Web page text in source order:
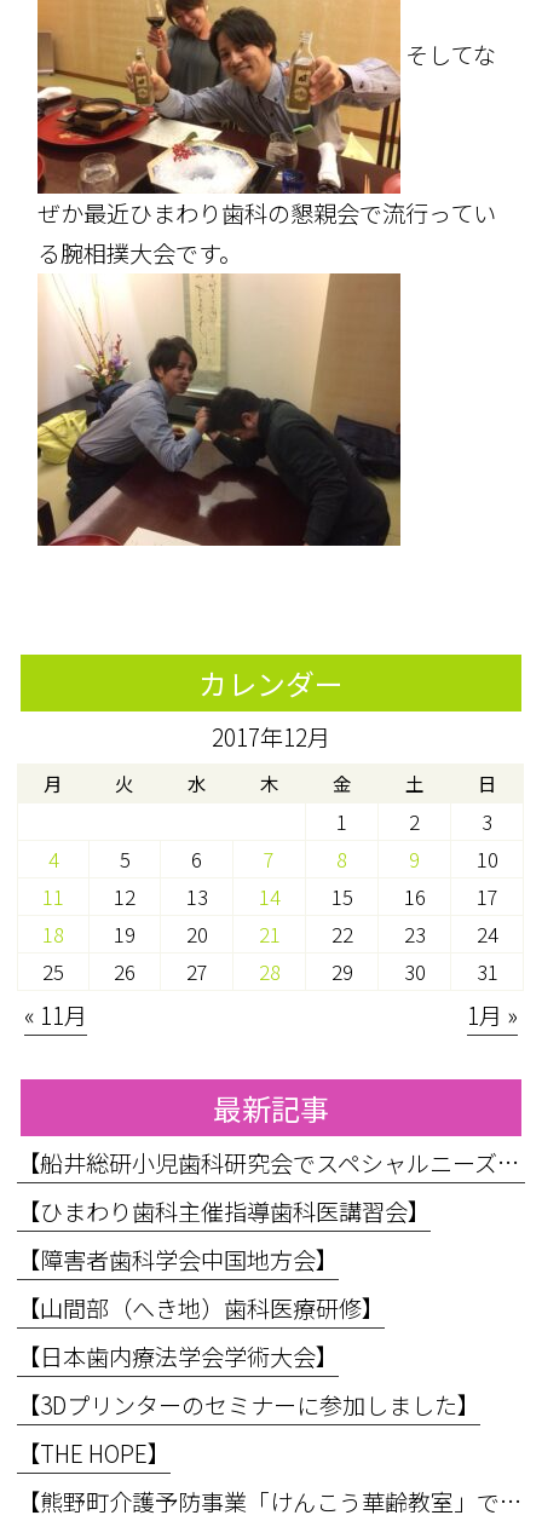
そしてな
ぜか最近ひまわり歯科の懇親会で流行ってい
る腕相撲大会です。
カレンダー
2017年12月
月 火 水 木 金 土 日
1 2
3
4
5 6 7 8 9
10
11
12 13 14 15 16
17
18
19 20 21 22 23
24
25
26 27 28 29 30 31
« 11月 1月 »
最新記事
【船井総研小児歯科研究会でスペシャルニーズ対応のお話をしてきました】
【ひまわり歯科主催指導歯科医講習会】
【障害者歯科学会中国地方会】
【山間部（へき地）歯科医療研修】
【日本歯内療法学会学術大会】
【3Dプリンターのセミナーに参加しました】
【THE HOPE】
【熊野町介護予防事業「けんこう華齢教室」で講義を行いました】